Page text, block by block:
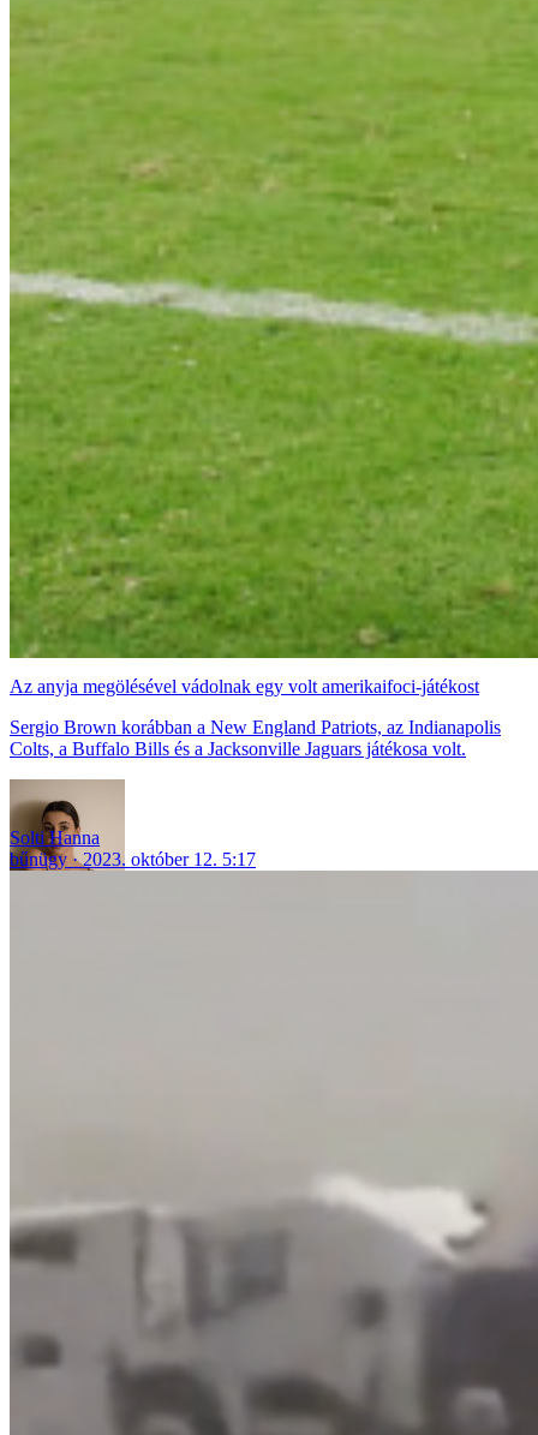
Az anyja megölésével vádolnak egy volt amerikaifoci-játékost
Sergio Brown korábban a New England Patriots, az Indianapolis
Colts, a Buffalo Bills és a Jacksonville Jaguars játékosa volt.
Solti Hanna
bűnügy
2023. október 12. 5:17